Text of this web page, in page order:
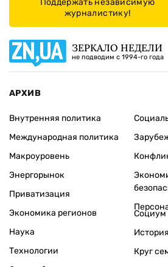
Поддержать независимую
журналистику!
ЗЕРКАЛО НЕДЕЛИ
не подводим с 1994-го года
АРХИВ
Внутренняя политика
Международная политика
Макроуровень
Энергорынок
Приватизация
Экономика регионов
Наука
Технологии
Социум
История
Круг